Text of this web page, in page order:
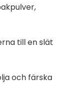
till en slät
och färska